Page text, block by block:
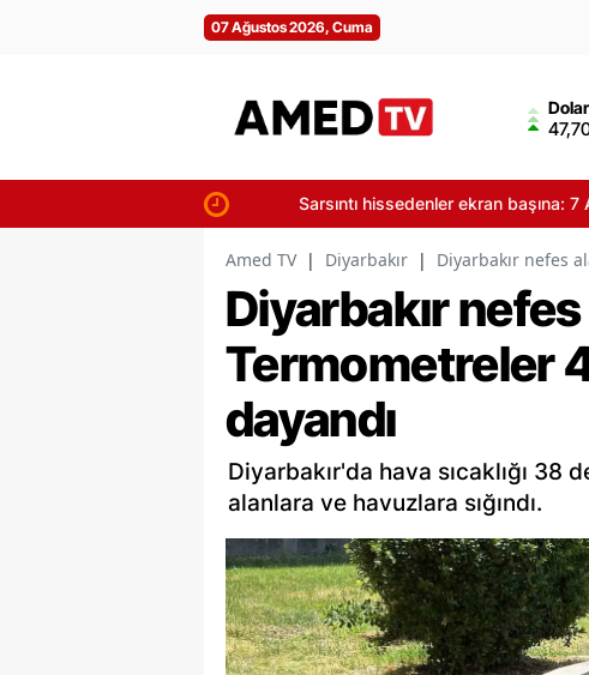
07 Ağustos 2026, Cuma
Dolar
Sarsıntı hissedenler ekran başına: 7
Amed TV | Diyarbakır | Diyarbakır nefes
Diyarbakır
Termometreler
dayandı
Diyarbakır'da hava sıcaklığı
alanlara ve havuzlara sığındı.